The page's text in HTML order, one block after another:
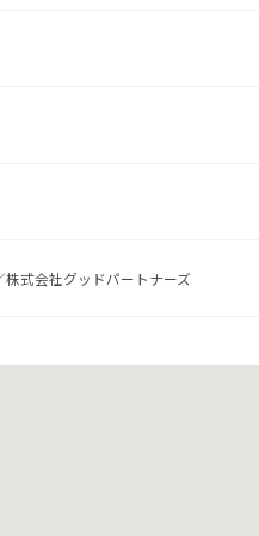
式会社グッドパートナーズ